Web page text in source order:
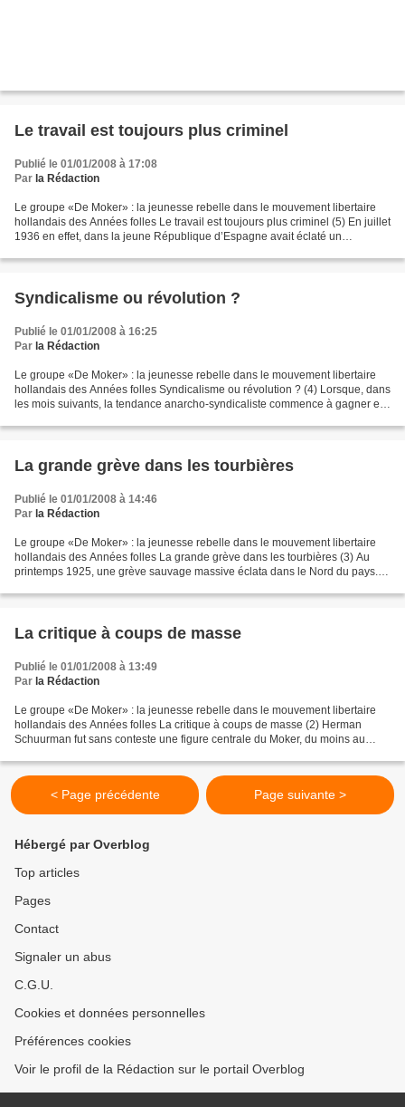
Le travail est toujours plus criminel
Publié le 01/01/2008 à 17:08
Par la Rédaction
Le groupe «De Moker» : la jeunesse rebelle dans le mouvement libertaire
hollandais des Années folles Le travail est toujours plus criminel (5) En juillet
1936 en effet, dans la jeune République d’Espagne avait éclaté un
Syndicalisme ou révolution ?
Publié le 01/01/2008 à 16:25
Par la Rédaction
Le groupe «De Moker» : la jeunesse rebelle dans le mouvement libertaire
hollandais des Années folles Syndicalisme ou révolution ? (4) Lorsque, dans
les mois suivants, la tendance anarcho-syndicaliste commence à gagner en
La grande grève dans les tourbières
Publié le 01/01/2008 à 14:46
Par la Rédaction
Le groupe «De Moker» : la jeunesse rebelle dans le mouvement libertaire
hollandais des Années folles La grande grève dans les tourbières (3) Au
printemps 1925, une grève sauvage massive éclata dans le Nord du pays.
La critique à coups de masse
Publié le 01/01/2008 à 13:49
Par la Rédaction
Le groupe «De Moker» : la jeunesse rebelle dans le mouvement libertaire
hollandais des Années folles La critique à coups de masse (2) Herman
Schuurman fut sans conteste une figure centrale du Moker, du moins au
< Page précédente Page suivante >
Hébergé par Overblog
Top articles
Pages
Contact
Signaler un abus
C.G.U.
Cookies et données personnelles
Préférences cookies
Voir le profil de la Rédaction sur le portail Overblog